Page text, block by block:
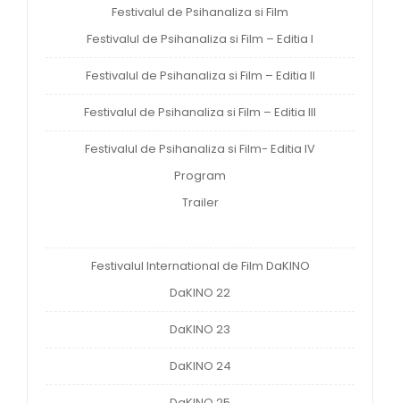
Festivalul de Psihanaliza si Film
Festivalul de Psihanaliza si Film – Editia I
Festivalul de Psihanaliza si Film – Editia II
Festivalul de Psihanaliza si Film – Editia III
Festivalul de Psihanaliza si Film- Editia IV
Program
Trailer
Festivalul International de Film DaKINO
DaKINO 22
DaKINO 23
DaKINO 24